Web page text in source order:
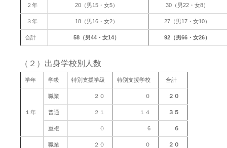
２年 20（男15・女5） 30（男22・女8）
３年 18（男16・女2） 27（男17・女10）
合計 58（男44・女14） 92（男66・女26）
（２）出身学校別人数
学年 学級 特別支援学級 特別支援学校 合計
１年
職業 ２０ ０ ２０
普通 ２１ １４ ３５
重複 ０ 6 ６
職業 ２０ ０ ２０